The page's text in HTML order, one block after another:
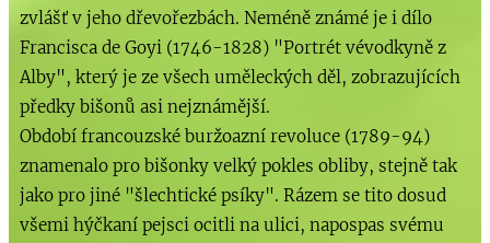
zvlášť v jeho dřevořezbách. Neméně známé je i dílo
Francisca de Goyi (1746-1828) "Portrét vévodkyně z
Alby", který je ze všech uměleckých děl, zobrazujících
předky bišonů asi nejznámější.
Období francouzské buržoazní revoluce (1789-94)
znamenalo pro bišonky velký pokles obliby, stejně tak
jako pro jiné "šlechtické psíky". Rázem se tito dosud
všemi hýčkaní pejsci ocitli na ulici, napospas svému